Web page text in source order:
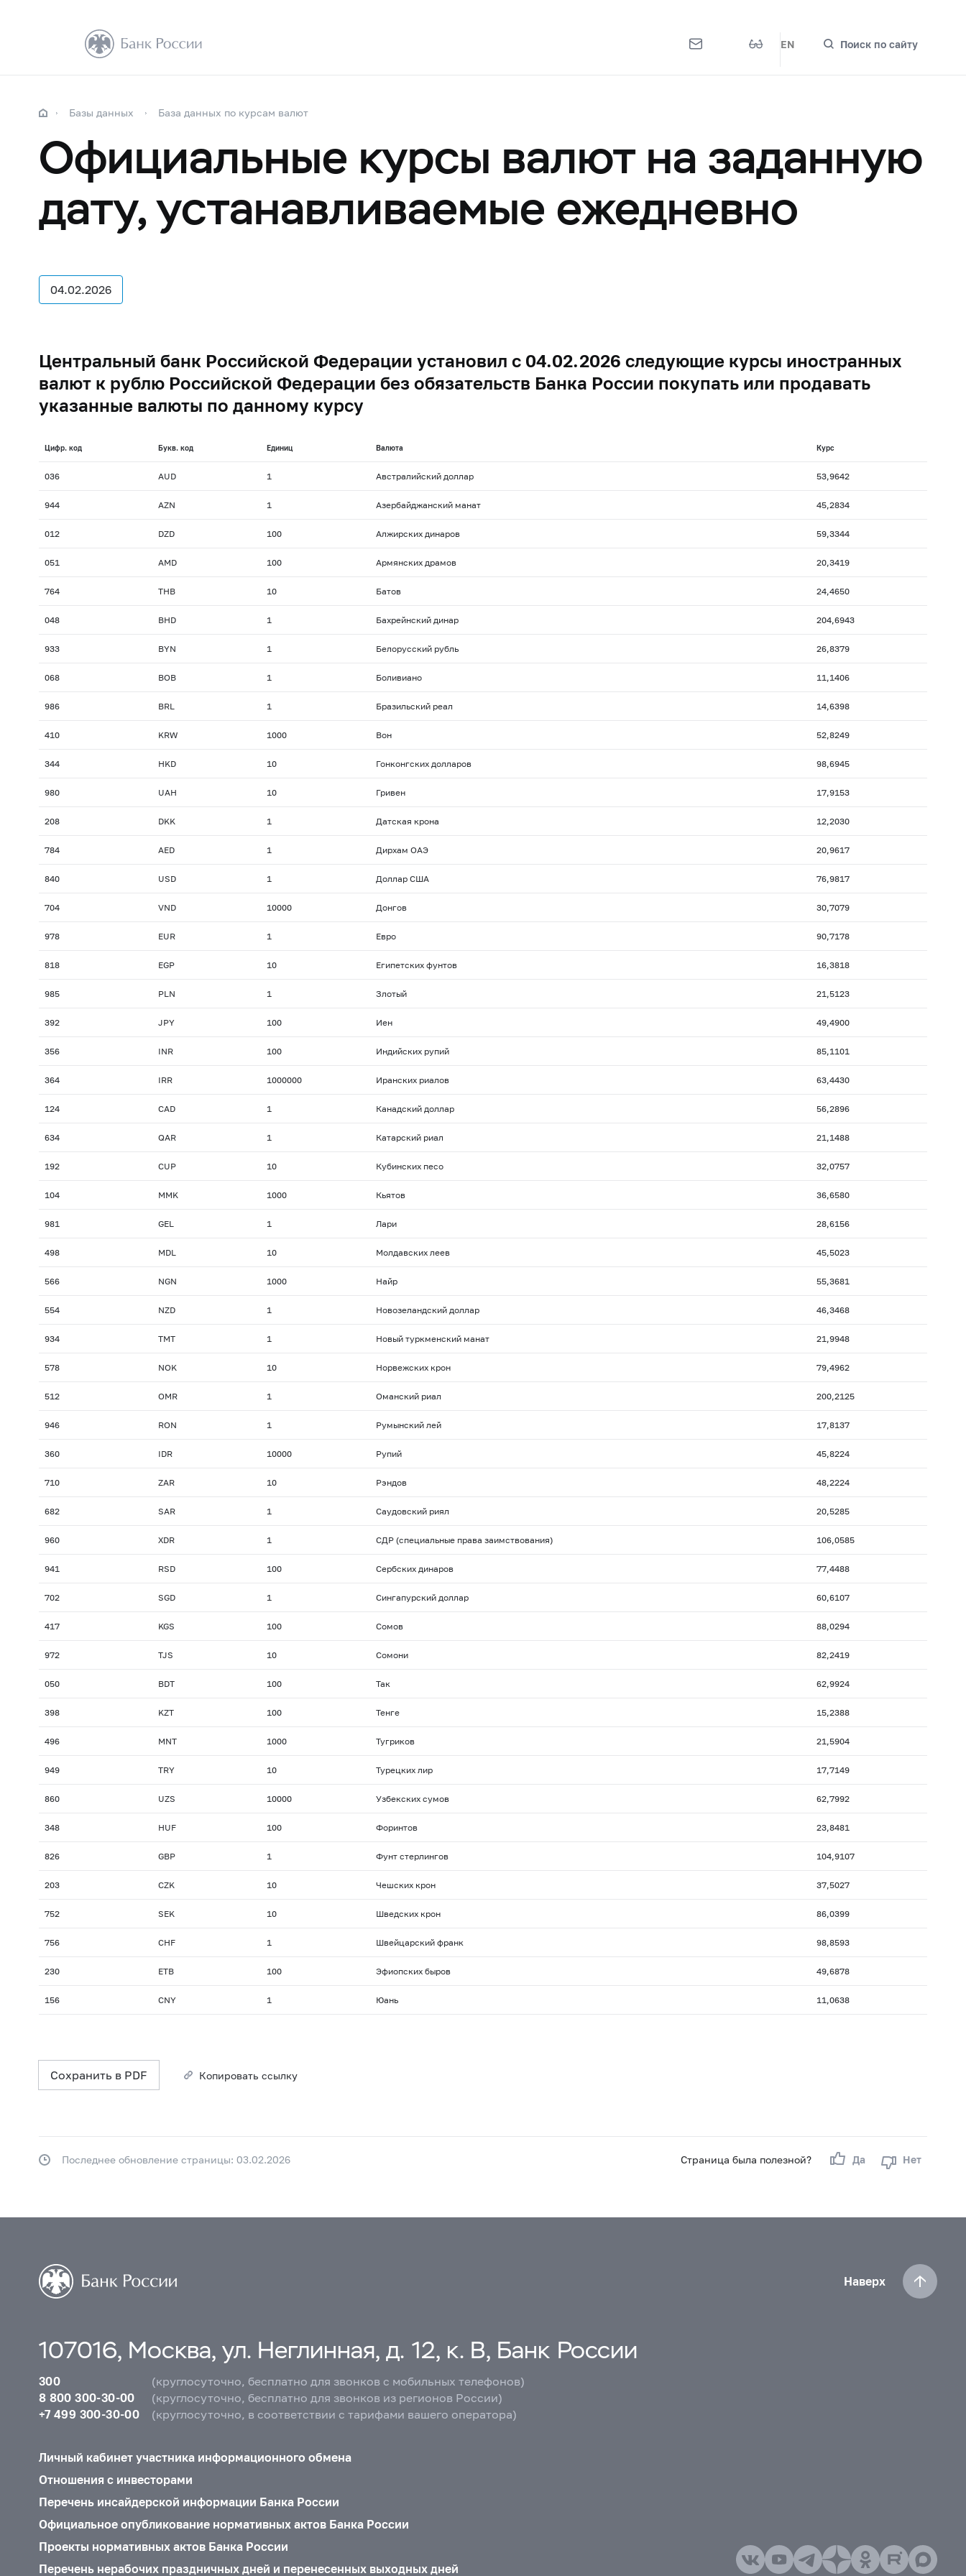
EN Поиск по сайту
Базы данных База данных по курсам валют
Официальные курсы валют на заданную
дату, устанавливаемые ежедневно
04.02.2026
Центральный банк Российской Федерации установил с 04.02.2026 следующие курсы иностранных
валют к рублю Российской Федерации без обязательств Банка России покупать или продавать
указанные валюты по данному курсу
Цифр. код Букв. код Единиц Валюта Курс
036 AUD 1 Австралийский доллар 53,9642
944 AZN 1 Азербайджанский манат 45,2834
012 DZD 100 Алжирских динаров 59,3344
051 AMD 100 Армянских драмов 20,3419
764 THB 10 Батов 24,4650
048 BHD 1 Бахрейнский динар 204,6943
933 BYN 1 Белорусский рубль 26,8379
068 BOB 1 Боливиано 11,1406
986 BRL 1 Бразильский реал 14,6398
410 KRW 1000 Вон 52,8249
344 HKD 10 Гонконгских долларов 98,6945
980 UAH 10 Гривен 17,9153
208 DKK 1 Датская крона 12,2030
784 AED 1 Дирхам ОАЭ 20,9617
840 USD 1 Доллар США 76,9817
704 VND 10000 Донгов 30,7079
978 EUR 1 Евро 90,7178
818 EGP 10 Египетских фунтов 16,3818
985 PLN 1 Злотый 21,5123
392 JPY 100 Иен 49,4900
356 INR 100 Индийских рупий 85,1101
364 IRR 1000000 Иранских риалов 63,4430
124 CAD 1 Канадский доллар 56,2896
634 QAR 1 Катарский риал 21,1488
192 CUP 10 Кубинских песо 32,0757
104 MMK 1000 Кьятов 36,6580
981 GEL 1 Лари 28,6156
498 MDL 10 Молдавских леев 45,5023
566 NGN 1000 Найр 55,3681
554 NZD 1 Новозеландский доллар 46,3468
934 TMT 1 Новый туркменский манат 21,9948
578 NOK 10 Норвежских крон 79,4962
512 OMR 1 Оманский риал 200,2125
946 RON 1 Румынский лей 17,8137
360 IDR 10000 Рупий 45,8224
710 ZAR 10 Рэндов 48,2224
682 SAR 1 Саудовский риял 20,5285
960 XDR 1 СДР (специальные права заимствования) 106,0585
941 RSD 100 Сербских динаров 77,4488
702 SGD 1 Сингапурский доллар 60,6107
417 KGS 100 Сомов 88,0294
972 TJS 10 Сомони 82,2419
050 BDT 100 Так 62,9924
398 KZT 100 Тенге 15,2388
496 MNT 1000 Тугриков 21,5904
949 TRY 10 Турецких лир 17,7149
860 UZS 10000 Узбекских сумов 62,7992
348 HUF 100 Форинтов 23,8481
826 GBP 1 Фунт стерлингов 104,9107
203 CZK 10 Чешских крон 37,5027
752 SEK 10 Шведских крон 86,0399
756 CHF 1 Швейцарский франк 98,8593
230 ETB 100 Эфиопских быров 49,6878
156 CNY 1 Юань 11,0638
Сохранить в PDF Копировать ссылку
Страница была полезной? Да Нет
Последнее обновление страницы: 03.02.2026
Наверх
107016, Москва, ул. Неглинная, д. 12, к. В, Банк России
300
(круглосуточно, бесплатно для звонков с мобильных телефонов)
8 800 300-30-00
(круглосуточно, бесплатно для звонков из регионов России)
+7 499 300-30-00
(круглосуточно, в соответствии с тарифами вашего оператора)
Личный кабинет участника информационного обмена
Отношения с инвесторами
Перечень инсайдерской информации Банка России
Официальное опубликование нормативных актов Банка России
Проекты нормативных актов Банка России
Перечень нерабочих праздничных дней и перенесенных выходных дней